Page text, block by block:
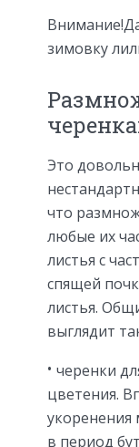
зимовку
Это
что
любые их
листья с
спящей
листья.
выглядит
черенки
цветения.
укоренения
в период